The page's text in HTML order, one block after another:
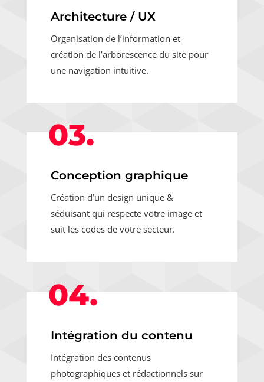
Architecture / UX
Organisation de l’information et
création de l’arborescence du site pour
une navigation intuitive.
03.
Conception graphique
Création d’un design unique &
séduisant qui respecte votre image et
suit les codes de votre secteur.
04.
Intégration du contenu
Intégration des contenus
photographiques et rédactionnels sur